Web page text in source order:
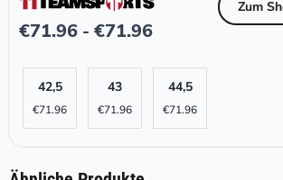
€71.96 - €71.96
Zum
42,5
€71.96
43
€71.96
44,5
€71.96